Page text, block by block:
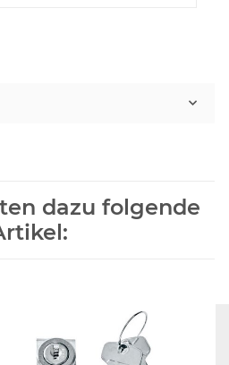
dazu folgende